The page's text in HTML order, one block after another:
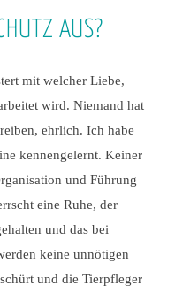
AUS?
mit welcher Liebe,
wird. Niemand hat
ehrlich. Ich habe
kennengelernt. Keiner
und Führung
eine Ruhe, der
und das bei
keine unnötigen
und die Tierpfleger